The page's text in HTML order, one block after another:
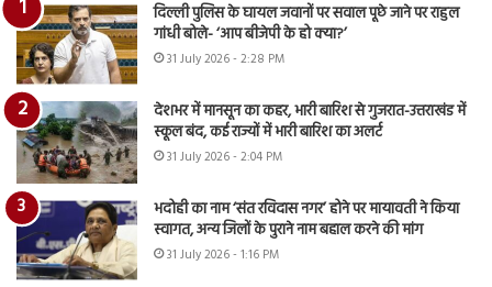
दिल्ली पुलिस के घायल जवानों पर सवाल पूछे जाने पर राहुल
गांधी बोले- ‘आप बीजेपी के हो क्या?’
31 July 2026 - 2:28 PM
देशभर में मानसून का कहर, भारी बारिश से गुजरात-उत्तराखंड में
स्कूल बंद, कई राज्यों में भारी बारिश का अलर्ट
31 July 2026 - 2:04 PM
भदोही का नाम ‘संत रविदास नगर’ होने पर मायावती ने किया
स्वागत, अन्य जिलों के पुराने नाम बहाल करने की मांग
31 July 2026 - 1:16 PM